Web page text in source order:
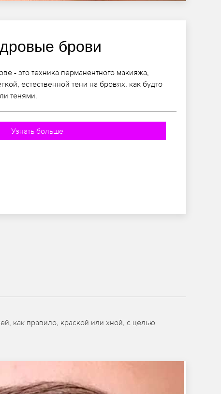
брови
- это техника перманентного макияжа,
естественной тени на бровях, как будто
тенями.
Узнать больше
как правило, краской или хной, с целью